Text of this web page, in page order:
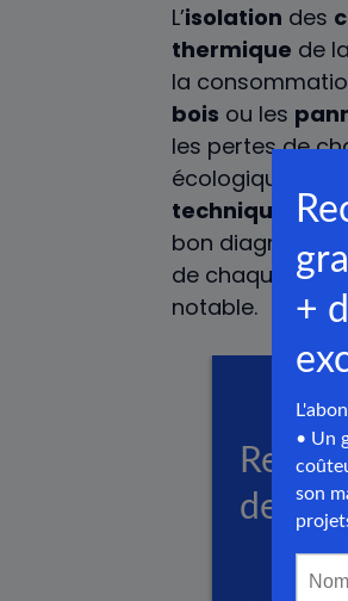
L’isolation des
thermique de la
la
bois ou les
les pertes de
écologique et à
technique
bon diagnostic
de chaque
notable.